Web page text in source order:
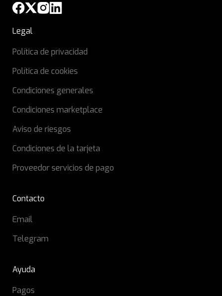
Legal
Política de privacidad
Política de cookies
Condiciones generales
Condiciones marketplace
Aviso de riesgos
Condiciones de la tarjeta
Proveedor servicios de pago
Contacto
Email
Telegram
Ayuda
Pagos